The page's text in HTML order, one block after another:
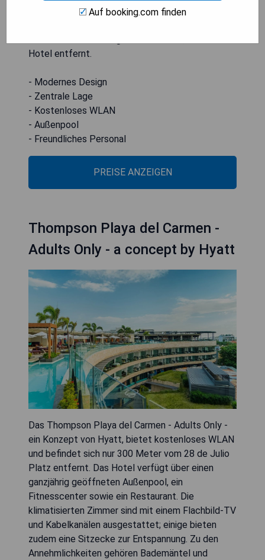
Maritime Terminal und der ADO International
Hotel entfernt.
- Modernes Design
- Zentrale Lage
- Kostenloses WLAN
- Außenpool
- Freundliches Personal
PREISE ANZEIGEN
Thompson Playa del Carmen -
Adults Only - a concept by Hyatt
Das Thompson Playa del Carmen - Adults Only -
ein Konzept von Hyatt, bietet kostenloses WLAN
und befindet sich nur 300 Meter vom 28 de Julio
Platz entfernt. Das Hotel verfügt über einen
ganzjährig geöffneten Außenpool, ein
Fitnesscenter sowie ein Restaurant. Die
klimatisierten Zimmer sind mit einem Flachbild-TV
und Kabelkanälen ausgestattet; einige bieten
zudem eine Sitzecke zur Entspannung. Zu den
Annehmlichkeiten gehören Bademäntel und
Auf booking.com finden